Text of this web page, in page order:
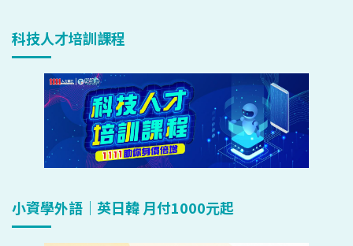
科技人才培訓課程
小資學外語｜英日韓 月付1000元起